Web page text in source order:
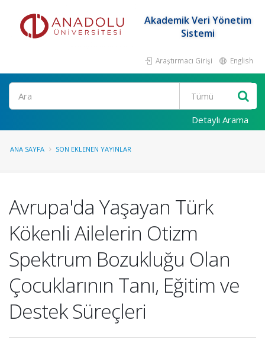
Akademik Veri Yönetim
Sistemi
Araştırmacı Girişi English
Ara
Detaylı Arama
ANA SAYFA SON EKLENEN YAYINLAR
Avrupa'da Yaşayan Türk
Kökenli Ailelerin Otizm
Spektrum Bozukluğu Olan
Çocuklarının Tanı, Eğitim ve
Destek Süreçleri